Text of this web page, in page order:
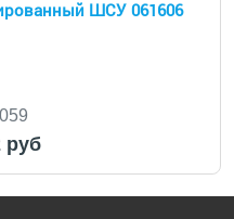
ШСУ 061606
руб